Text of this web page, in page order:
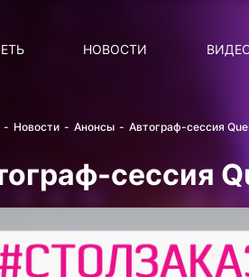
НОВОСТИ
Новости Анонсы Автограф-сессия
сессия